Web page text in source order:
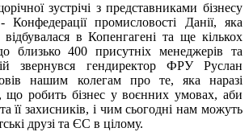
зустрічі з представниками бізнесу
промисловості Данії, яка
в Копенгагені та ще кількох
близько 400 присутніх менеджерів та
звернувся гендиректор ФРУ Руслан
нашим колегам про те, яка наразі
що робить бізнес у воєнних умовах, аби
її захисників, і чим сьогодні нам можуть
друзі та ЄС в цілому.